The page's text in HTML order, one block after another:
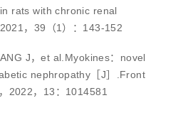
rats with chronic renal
，39（1）：143-152
J，et al.Myokines：novel
nephropathy［J］.Front
2022，13：1014581